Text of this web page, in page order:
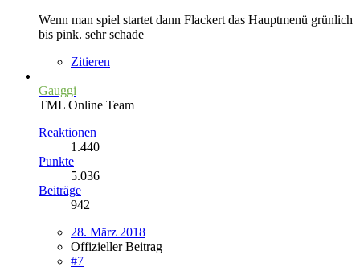
Wenn man spiel startet dann Flackert das Hauptmenü grünlich
bis pink. sehr schade
Zitieren
Gauggi
TML Online Team
Reaktionen
1.440
Punkte
5.036
Beiträge
942
28. März 2018
Offizieller Beitrag
#7